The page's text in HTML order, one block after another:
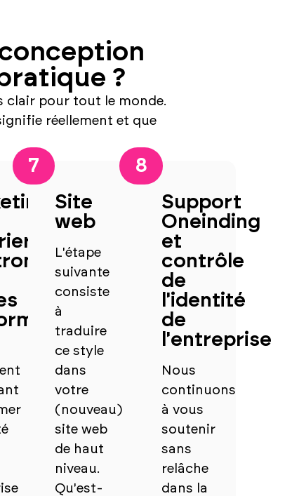
?
clair pour tout le monde.
réellement et que
7
Site
web
L'étape
suivante
consiste
à
traduire
ce style
dans
votre
(nouveau)
site web
de haut
niveau.
Qu'est-
8
Support
Oneinding
et
contrôle
de
l'identité
de
l'entreprise
Nous
continuons
à vous
soutenir
sans
relâche
dans la